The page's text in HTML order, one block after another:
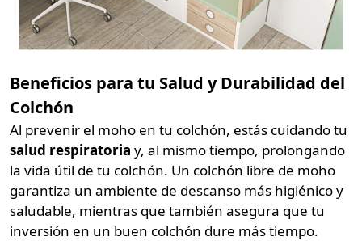
Beneficios para tu Salud y Durabilidad del
Colchón
Al prevenir el moho en tu colchón, estás cuidando tu
salud respiratoria y, al mismo tiempo, prolongando
la vida útil de tu colchón. Un colchón libre de moho
garantiza un ambiente de descanso más higiénico y
saludable, mientras que también asegura que tu
inversión en un buen colchón dure más tiempo.